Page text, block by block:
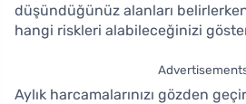
düşündüğünüz alanları
hangi riskleri alabileceğinizi
Aylık harcamalarınızı gözden